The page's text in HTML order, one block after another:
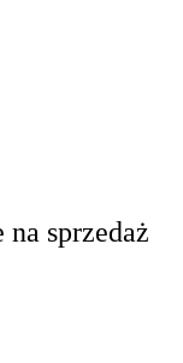
sprzedaż